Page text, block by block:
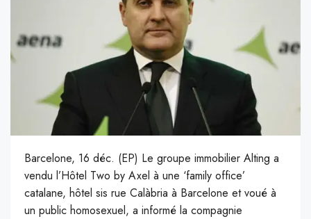
Barcelone, 16 déc. (EP) Le groupe immobilier Alting a
vendu l’Hôtel Two by Axel à une ‘family office’
catalane, hôtel sis rue Calàbria à Barcelone et voué à
un public homosexuel, a informé la compagnie